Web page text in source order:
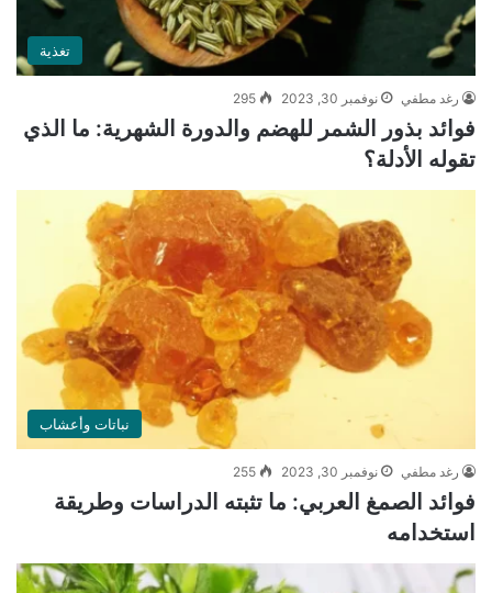
تغذية
رغد مطفي نوفمبر 30, 2023 295
فوائد بذور الشمر للهضم والدورة الشهرية: ما الذي
تقوله الأدلة؟
نباتات وأعشاب
رغد مطفي نوفمبر 30, 2023 255
فوائد الصمغ العربي: ما تثبته الدراسات وطريقة
استخدامه